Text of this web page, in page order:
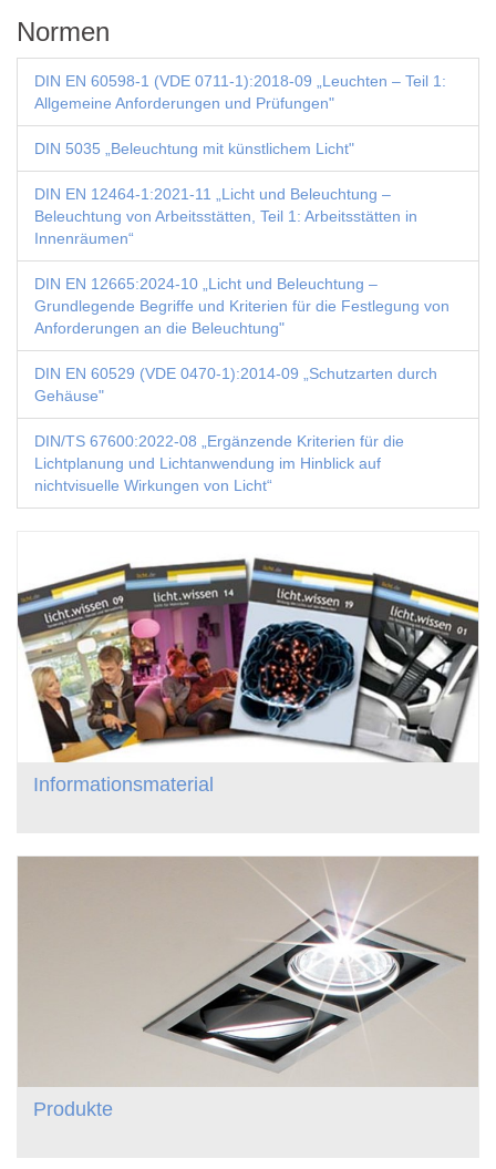
Normen
DIN EN 60598-1 (VDE 0711-1):2018-09 „Leuchten – Teil 1:
Allgemeine Anforderungen und Prüfungen"
DIN 5035 „Beleuchtung mit künstlichem Licht"
DIN EN 12464-1:2021-11 „Licht und Beleuchtung –
Beleuchtung von Arbeitsstätten, Teil 1: Arbeitsstätten in
Innenräumen“
DIN EN 12665:2024-10 „Licht und Beleuchtung –
Grundlegende Begriffe und Kriterien für die Festlegung von
Anforderungen an die Beleuchtung"
DIN EN 60529 (VDE 0470-1):2014-09 „Schutzarten durch
Gehäuse"
DIN/TS 67600:2022-08 „Ergänzende Kriterien für die
Lichtplanung und Lichtanwendung im Hinblick auf
nichtvisuelle Wirkungen von Licht“
Informationsmaterial
Produkte